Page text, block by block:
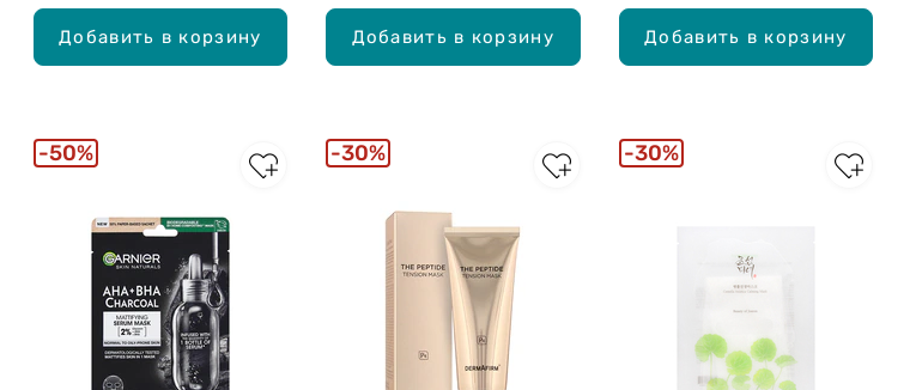
Добавить в корзину Добавить в корзину Добавить в корзину
50% 30% 30%